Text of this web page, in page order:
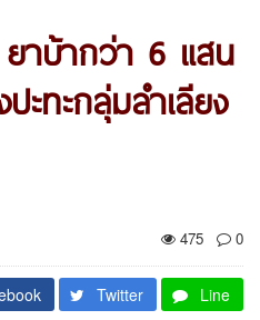
าบ้ากว่า 6 แสน
ะทะกลุ่มลำเลียง
475
0
Twitter Line